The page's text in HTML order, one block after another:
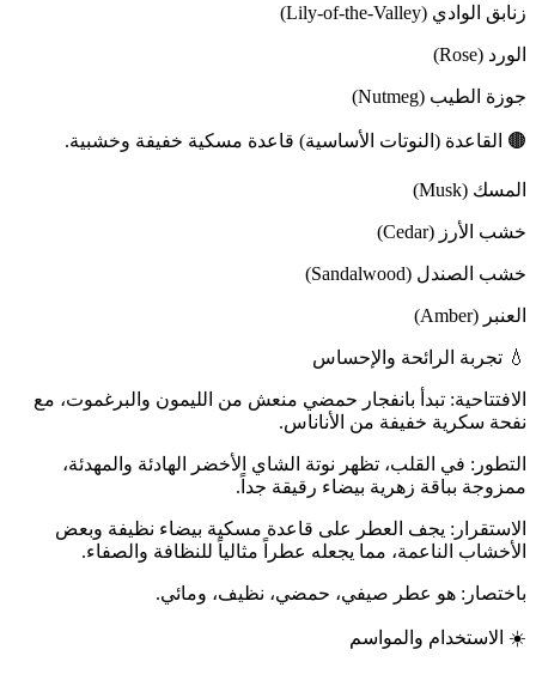
زنابق الوادي (Lily-of-the-Valley)
الورد (Rose)
جوزة الطيب (Nutmeg)
🟤 القاعدة (النوتات الأساسية) قاعدة مسكية خفيفة وخشبية.
المسك (Musk)
خشب الأرز (Cedar)
خشب الصندل (Sandalwood)
العنبر (Amber)
💧 تجربة الرائحة والإحساس
الافتتاحية: تبدأ بانفجار حمضي منعش من الليمون والبرغموت، مع
نفحة سكرية خفيفة من الأناناس.
التطور: في القلب، تظهر نوتة الشاي الأخضر الهادئة والمهدئة،
ممزوجة بباقة زهرية بيضاء رقيقة جداً.
الاستقرار: يجف العطر على قاعدة مسكية بيضاء نظيفة وبعض
الأخشاب الناعمة، مما يجعله عطراً مثالياً للنظافة والصفاء.
باختصار: هو عطر صيفي، حمضي، نظيف، ومائي.
☀️ الاستخدام والمواسم